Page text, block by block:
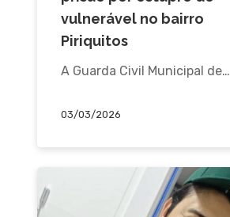
vulnerável no bairro
Piriquitos
A Guarda Civil Municipal de…
03/03/2026